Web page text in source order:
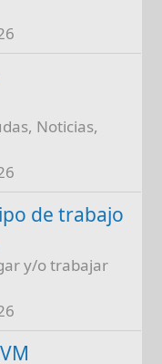
Noticias,
de trabajo
y/o trabajar